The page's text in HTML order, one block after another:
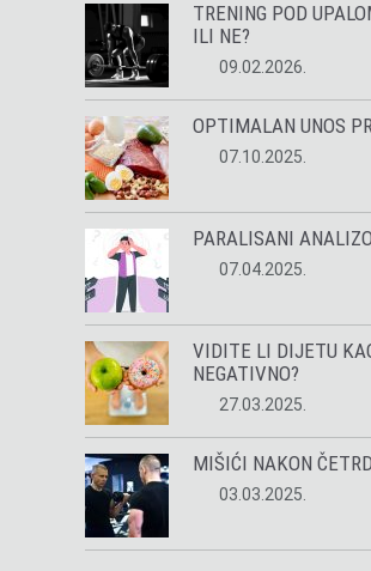
TRENING POD
ILI NE?
09.02.2026.
OPTIMALAN UNOS
07.10.2025.
PARALISANI
07.04.2025.
VIDITE LI DIJETU
NEGATIVNO?
27.03.2025.
MIŠIĆI NAKON
03.03.2025.